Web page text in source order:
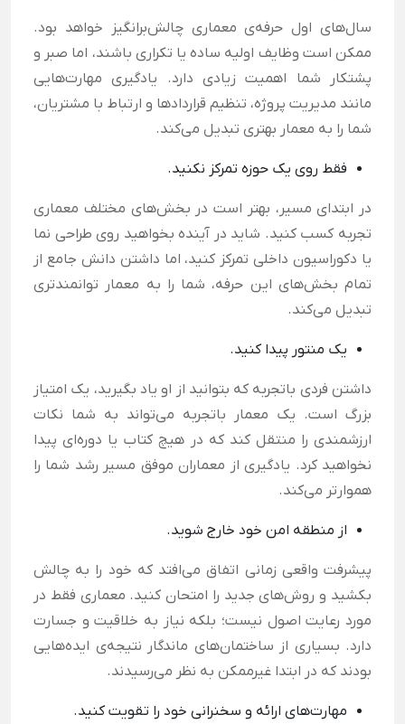
سال‌های اول حرفه‌ی معماری چالش‌برانگیز خواهد بود.
ممکن است وظایف اولیه ساده یا تکراری باشند، اما صبر و
پشتکار شما اهمیت زیادی دارد. یادگیری مهارت‌هایی
مانند مدیریت پروژه، تنظیم قراردادها و ارتباط با مشتریان،
شما را به معمار بهتری تبدیل می‌کند.
فقط روی یک حوزه تمرکز نکنید.
در ابتدای مسیر، بهتر است در بخش‌های مختلف معماری
تجربه کسب کنید. شاید در آینده بخواهید روی طراحی نما
یا دکوراسیون داخلی تمرکز کنید، اما داشتن دانش جامع از
تمام بخش‌های این حرفه، شما را به معمار توانمندتری
تبدیل می‌کند.
یک منتور پیدا کنید.
داشتن فردی باتجربه که بتوانید از او یاد بگیرید، یک امتیاز
بزرگ است. یک معمار باتجربه می‌تواند به شما نکات
ارزشمندی را منتقل کند که در هیچ کتاب یا دوره‌ای پیدا
نخواهید کرد. یادگیری از معماران موفق مسیر رشد شما را
هموارتر می‌کند.
از منطقه امن خود خارج شوید.
پیشرفت واقعی زمانی اتفاق می‌افتد که خود را به چالش
بکشید و روش‌های جدید را امتحان کنید. معماری فقط در
مورد رعایت اصول نیست؛ بلکه نیاز به خلاقیت و جسارت
دارد. بسیاری از ساختمان‌های ماندگار نتیجه‌ی ایده‌هایی
بودند که در ابتدا غیرممکن به نظر می‌رسیدند.
مهارت‌های ارائه و سخنرانی خود را تقویت کنید.